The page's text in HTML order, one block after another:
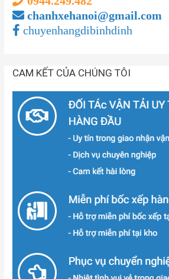
chanhxehanoi@gmail.com
chuyenhangdibinhdinh
CAM KẾT CỦA CHÚNG TÔI